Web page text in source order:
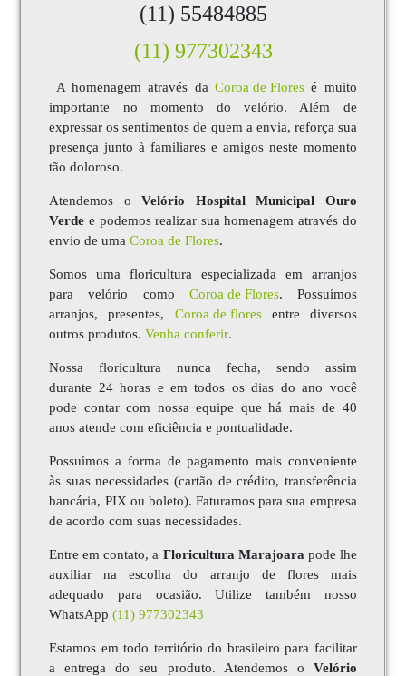
(11) 55484885
(11) 977302343
A homenagem através da Coroa de Floresé muito
importante no momento do velório. Além de
expressar os sentimentos de quem a envia, reforça sua
presença junto à familiares e amigos neste momento
tão doloroso.
Atendemos oVelório Hospital Municipal Ouro
Verde e podemos realizar sua homenagem através do
envio de umaCoroa de Flores.
Somos uma floricultura especializada em arranjos
para velório como Coroa de Flores. Possuímos
arranjos, presentes, Coroa de floresentre diversos
outros produtos.Venha conferir.
Nossa floricultura nunca fecha, sendo assim
durante 24 horas e em todos os dias do ano você
pode contar com nossa equipe que há mais de 40
anos atende com eficiência e pontualidade.
Possuímos a forma de pagamento mais conveniente
às suas necessidades (cartão de crédito, transferência
bancária, PIX ou boleto). Faturamos para sua empresa
de acordo com suas necessidades.
Entre em contato, a Floricultura Marajoara pode lhe
auxiliar na escolha do arranjo de flores mais
adequado para ocasião. Utilize também nosso
WhatsApp(11) 977302343
Estamos em todo território do brasileiro para facilitar
a entrega do seu produto. Atendemos o Velório